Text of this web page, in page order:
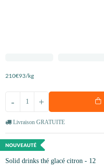
210€93/kg
+
-
Livraison GRATUITE
Solid drinks thé glacé citron - 12